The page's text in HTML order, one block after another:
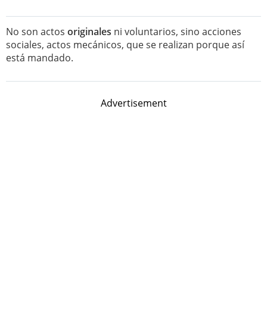
No son actos originales ni voluntarios, sino acciones
sociales, actos mecánicos, que se realizan porque así
está mandado.
Advertisement